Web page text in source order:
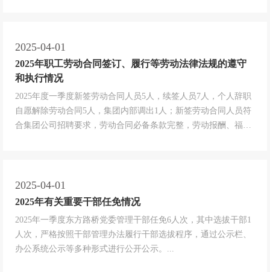
与保障；修订...
2025-04-01
2025年职工劳动合同签订、履行等劳动法律法规的遵守
和执行情况
2025年度一季度新签劳动合同人员5人，续签人员7人，个人辞职
自愿解除劳动合同5人，集团内部调出1人；新签劳动合同人员符
合集团公司招聘要求，劳动合同必备条款完整，劳动报酬、福利
2025-04-01
2025年有关重要干部任免情况
2025年一季度东方路桥党委管理干部任免6人次，其中选拔干部1
人次，严格按照干部管理办法履行干部选拔程序，通过公示栏、
办公系统公示等多种形式进行公开公示。...